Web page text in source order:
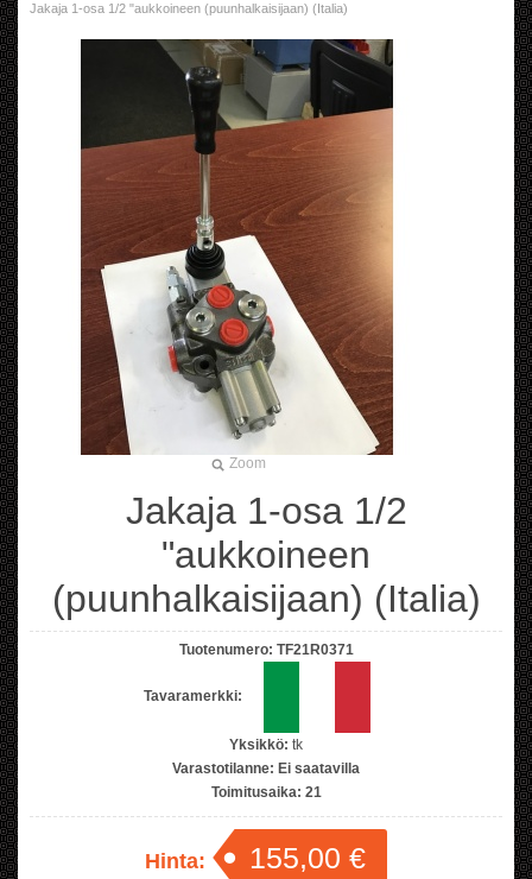
Jakaja 1-osa 1/2 "aukkoineen (puunhalkaisijaan) (Italia)
Zoom
Jakaja 1-osa 1/2
"aukkoineen
(puunhalkaisijaan) (Italia)
Tuotenumero: TF21R0371
Tavaramerkki:
Yksikkö: tk
Varastotilanne: Ei saatavilla
Toimitusaika: 21
Hinta: 155,00 €